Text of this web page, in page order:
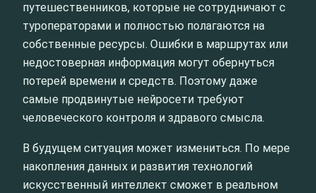
путешественников, которые не сотрудничают с
туроператорами и полностью полагаются на
собственные ресурсы. Ошибки в маршрутах или
недостоверная информация могут обернуться
потерей времени и средств. Поэтому даже
самые продвинутые нейросети требуют
человеческого контроля и здравого смысла.
В будущем ситуация может измениться. По мере
накопления данных и развития технологий
искусственный интеллект сможет в реальном